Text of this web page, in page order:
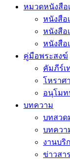
หมวดหนังสือ
หนังสือ
หนังสือ
หนังสือ
คู่มือพระสงฆ์
คัมภีร์
โหราศ
อนุโมท
บทความ
บทสวด
บทควา
งานบริ
ข่าวสาร